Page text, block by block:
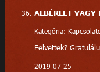
ALBÉRLET VAGY
Kategória:
Felvettek?
2019-07-25